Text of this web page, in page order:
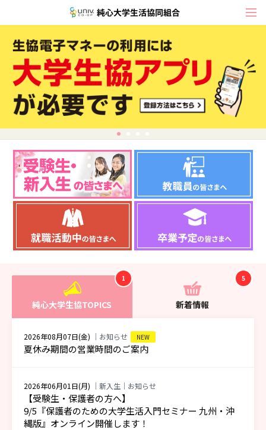
純心大学生活協
純心大学生協TOPICS
1
新着情報
5
2026年08月07日(金) ｜お知らせ NEW
夏休み期間の営業時間のご案内
2026年06月01日(月) ｜新入生｜お知らせ
【受験生・保護者の方へ】
9/5『保護者のための大学生活入門セミナー 九州・沖
縄版』オンライン開催します！